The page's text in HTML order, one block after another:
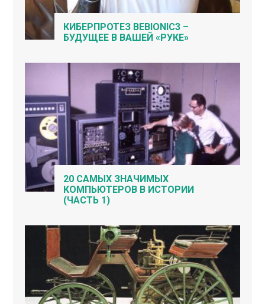
КИБЕРПРОТЕЗ BEBIONIC3 –
БУДУЩЕЕ В ВАШЕЙ «РУКЕ»
20 САМЫХ ЗНАЧИМЫХ
КОМПЬЮТЕРОВ В ИСТОРИИ
(ЧАСТЬ 1)